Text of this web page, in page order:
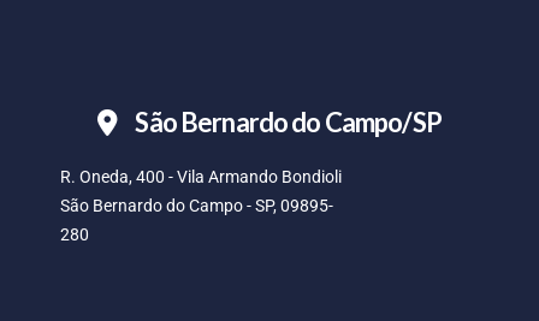
São Bernardo do Campo/SP
R. Oneda, 400 - Vila Armando Bondioli
São Bernardo do Campo - SP, 09895-
280